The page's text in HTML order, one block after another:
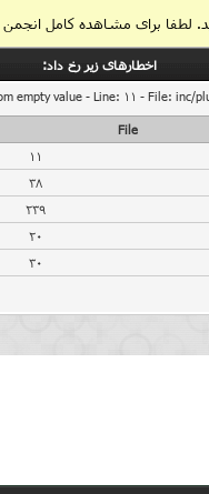
لطفا برای مشاهده کامل انجمن
اخطار‌های زیر رخ داد:
empty value - Line: 11 - File: inc/
File
11
38
239
20
30